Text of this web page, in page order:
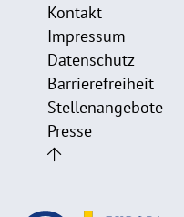
Kontakt
Impressum
Datenschutz
Barrierefreiheit
Stellenangebote
Presse